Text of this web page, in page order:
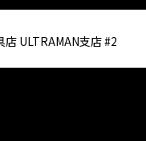
店 ULTRAMAN支店 #2